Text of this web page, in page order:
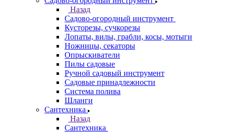
Назад
Садово-огородный инструмент
Кусторезы, сучкорезы
Лопаты, вилы, грабли, косы, мотыги
Ножницы, секаторы
Опрыскиватели
Пилы садовые
Ручной садовый инструмент
Садовые принадлежности
Система полива
Шланги
Сантехника
Назад
Сантехника